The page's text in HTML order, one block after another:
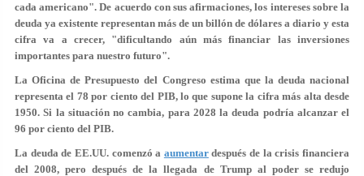
cada americano". De acuerdo con sus afirmaciones, los intereses sobre la
deuda ya existente representan más de un billón de dólares a diario y esta
cifra va a crecer, "dificultando aún más financiar las inversiones
importantes para nuestro futuro".
La Oficina de Presupuesto del Congreso estima que la deuda nacional
representa el 78 por ciento del PIB, lo que suponela cifra más alta desde
1950. Si la situación no cambia, para 2028 la deuda podría alcanzar el
96 por ciento del PIB.
La deuda de EE.UU. comenzó a aumentardespués de la crisis financiera
del 2008, pero después de la llegada de Trump al poder se redujo